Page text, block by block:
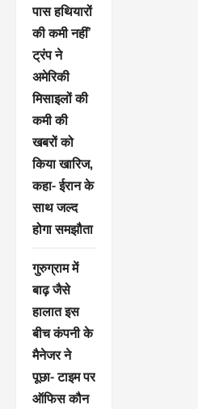
पास हथियारों
की कमी नहीं’
ट्रंप ने
अमेरिकी
मिसाइलों की
कमी की
खबरों को
किया खारिज,
कहा- ईरान के
साथ जल्द
होगा समझौता
गुरुग्राम में
बाढ़ जैसे
हालात इस
बीच कंपनी के
मैनेजर ने
पूछा- टाइम पर
ऑफिस कौन